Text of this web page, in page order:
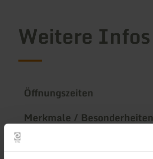
Weitere Infos
Öffnungszeiten
Merkmale / Besonderheiten